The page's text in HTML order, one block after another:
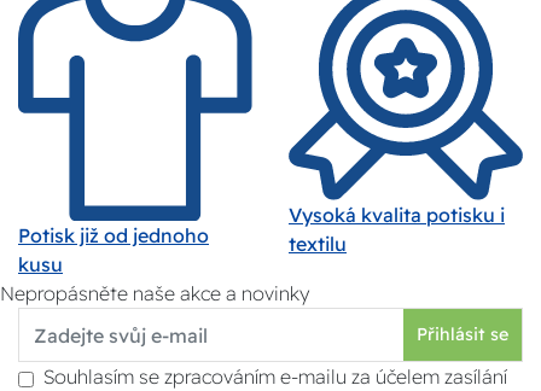
Potisk již od jednoho
kusu
Vysoká kvalita potisku i
textilu
Nepropásněte naše akce a novinky
Přihlásit se
Souhlasím se zpracováním e-mailu za účelem zasílání